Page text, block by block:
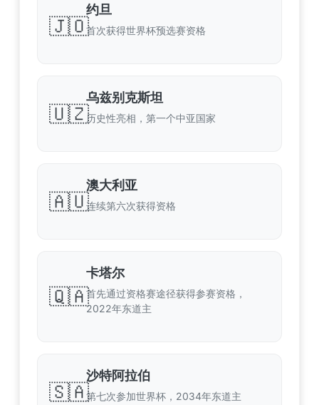
🇯🇴
约旦
首次获得世界杯预选赛资格
🇺🇿
乌兹别克斯坦
历史性亮相，第一个中亚国家
🇦🇺
澳大利亚
连续第六次获得资格
🇶🇦
卡塔尔
首先通过资格赛途径获得参赛资格，
2022年东道主
🇸🇦
沙特阿拉伯
第七次参加世界杯，2034年东道主